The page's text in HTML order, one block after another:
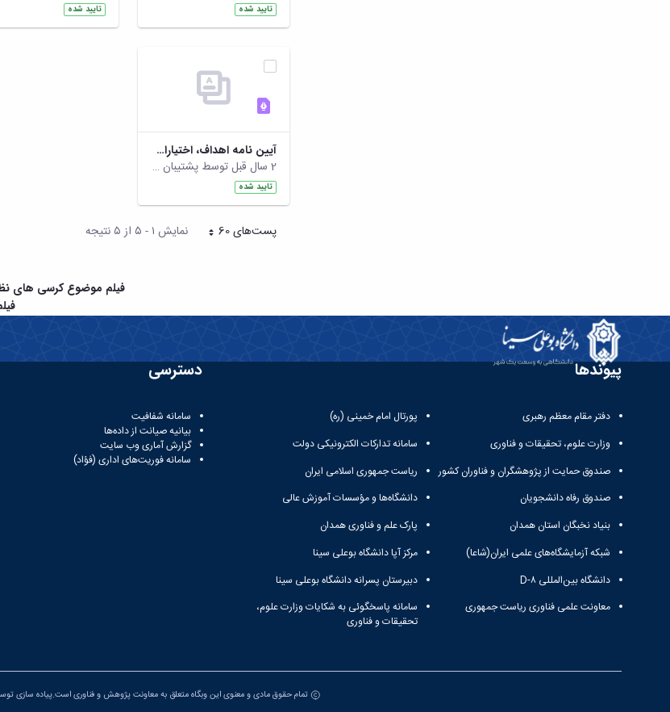
تایید شده تایید شده
آیین نامه اهداف، اختیارات و شرح وظایف شورای داوری وکمیته ناقدان کرسی ها
2 سال قبل توسط پشتیبان سپهرافزار ایرانیان
تایید شده
پست‌‌های 60هر صفحه نمایش ۱ - ۵ از ۵ نتیجه
فیلم موضوع کرسی های
پیوندها
دفتر مقام معظم رهبری
وزارت علوم، تحقیقات و فناوری
صندوق حمایت از پژوهشگران و فناوران کشور
صندوق رفاه دانشجویان
بنیاد نخبگان استان همدان
شبکه آزمایشگاه‌های علمی ایران(شاعا)
دانشگاه بین‌المللی D-۸
معاونت علمی فناوری ریاست جمهوری
پورتال امام خمینی (ره)
سامانه تدارکات الکترونیکی دولت
ریاست جمهوری اسلامی ایران
دانشگاه‌ها و مؤسسات آموزش عالی
پارک علم و فناوری همدان
مرکز آپا دانشگاه بوعلی سینا
دبیرستان پسرانه دانشگاه بوعلی سینا
سامانه پاسخگوئی به شکایات وزارت علوم،
تحقیقات و فناوری
دسترسی
سامانه شفافیت
بیانیه صیانت از داده‌ها
گزارش آماری وب‌ سایت
سامانه فوریت‌های اداری (فؤاد)
تمام حقوق مادی و معنوی این وبگاه متعلق به معاونت پژوهش و فناوری است.پیاده سازی